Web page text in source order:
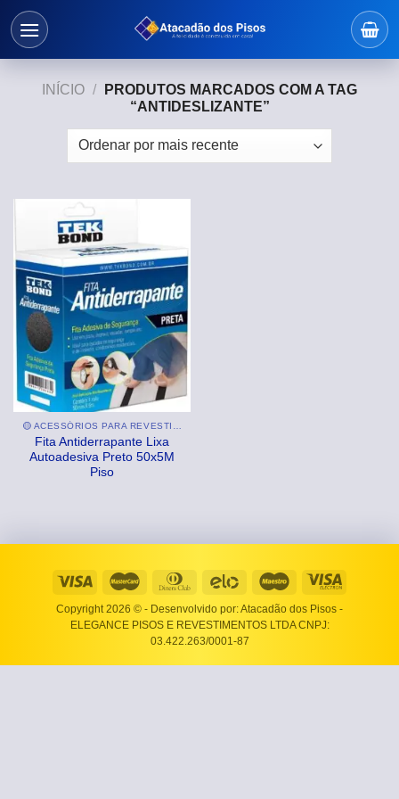
Skip
INÍCIO /
PRODUTOS MARCADOS COM A TAG
“ANTIDESLIZANTE”
🟡 ACESSÓRIOS PARA REVESTIMENTOS E PISOS
Fita Antiderrapante Lixa
Autoadesiva Preto 50x5M
Piso
Copyright 2026 © - Desenvolvido por: Atacadão dos Pisos -
ELEGANCE PISOS E REVESTIMENTOS LTDA CNPJ:
03.422.263/0001-87